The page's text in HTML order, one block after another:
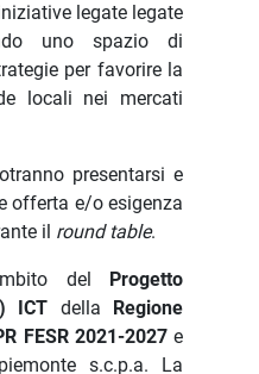
legate legate
uno spazio di
per favorire la
locali nei mercati
presentarsi e
offerta e/o esigenza
il round table.
del
Progetto
ICT della
Regione
FESR 2021-2027e
s.c.p.a. La